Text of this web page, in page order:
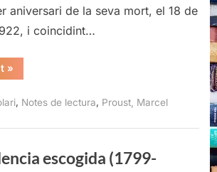
aniversari de la seva mort, el 18 de
i coincidint…
“Cartas
escogidas
1922),
Marcel
Acantilado,
»
, Notes de lectura, Proust, Marcel
escogida (1799-